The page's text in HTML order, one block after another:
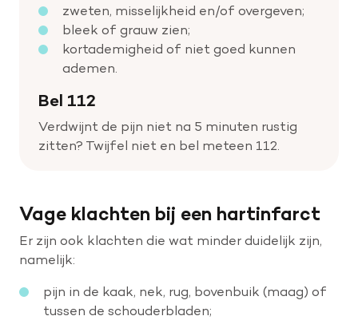
zweten, misselijkheid en/of overgeven;
bleek of grauw zien;
kortademigheid of niet goed kunnen
ademen.
Bel 112
Verdwijnt de pijn niet na 5 minuten rustig
zitten? Twijfel niet en bel meteen 112.
Vage klachten bij een hartinfarct
Er zijn ook klachten die wat minder duidelijk zijn,
namelijk:
pijn in de kaak, nek, rug, bovenbuik (maag) of
tussen de schouderbladen;